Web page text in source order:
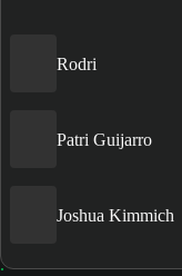
Rodri
Patri Guijarro
Joshua Kimmich